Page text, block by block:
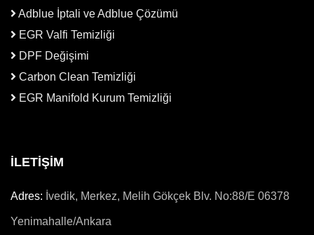
Adblue İptali ve Adblue Çözümü
EGR Valfi Temizliği
DPF Değişimi
Carbon Clean Temizliği
EGR Manifold Kurum Temizliği
İLETİŞİM
Adres: İvedik, Merkez, Melih Gökçek Blv. No:88/E 06378
Yenimahalle/Ankara